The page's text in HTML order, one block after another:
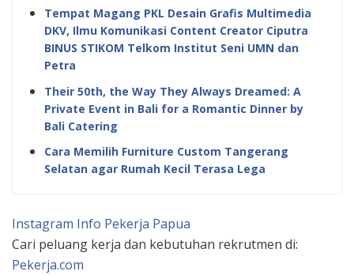
Tempat Magang PKL Desain Grafis Multimedia
DKV, Ilmu Komunikasi Content Creator Ciputra
BINUS STIKOM Telkom Institut Seni UMN dan
Petra
Their 50th, the Way They Always Dreamed: A
Private Event in Bali for a Romantic Dinner by
Bali Catering
Cara Memilih Furniture Custom Tangerang
Selatan agar Rumah Kecil Terasa Lega
Instagram Info Pekerja Papua
Cari peluang kerja dan kebutuhan rekrutmen di:
Pekerja.com